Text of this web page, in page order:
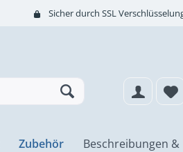
Sicher durch SSL
Zubehör Beschreibungen &